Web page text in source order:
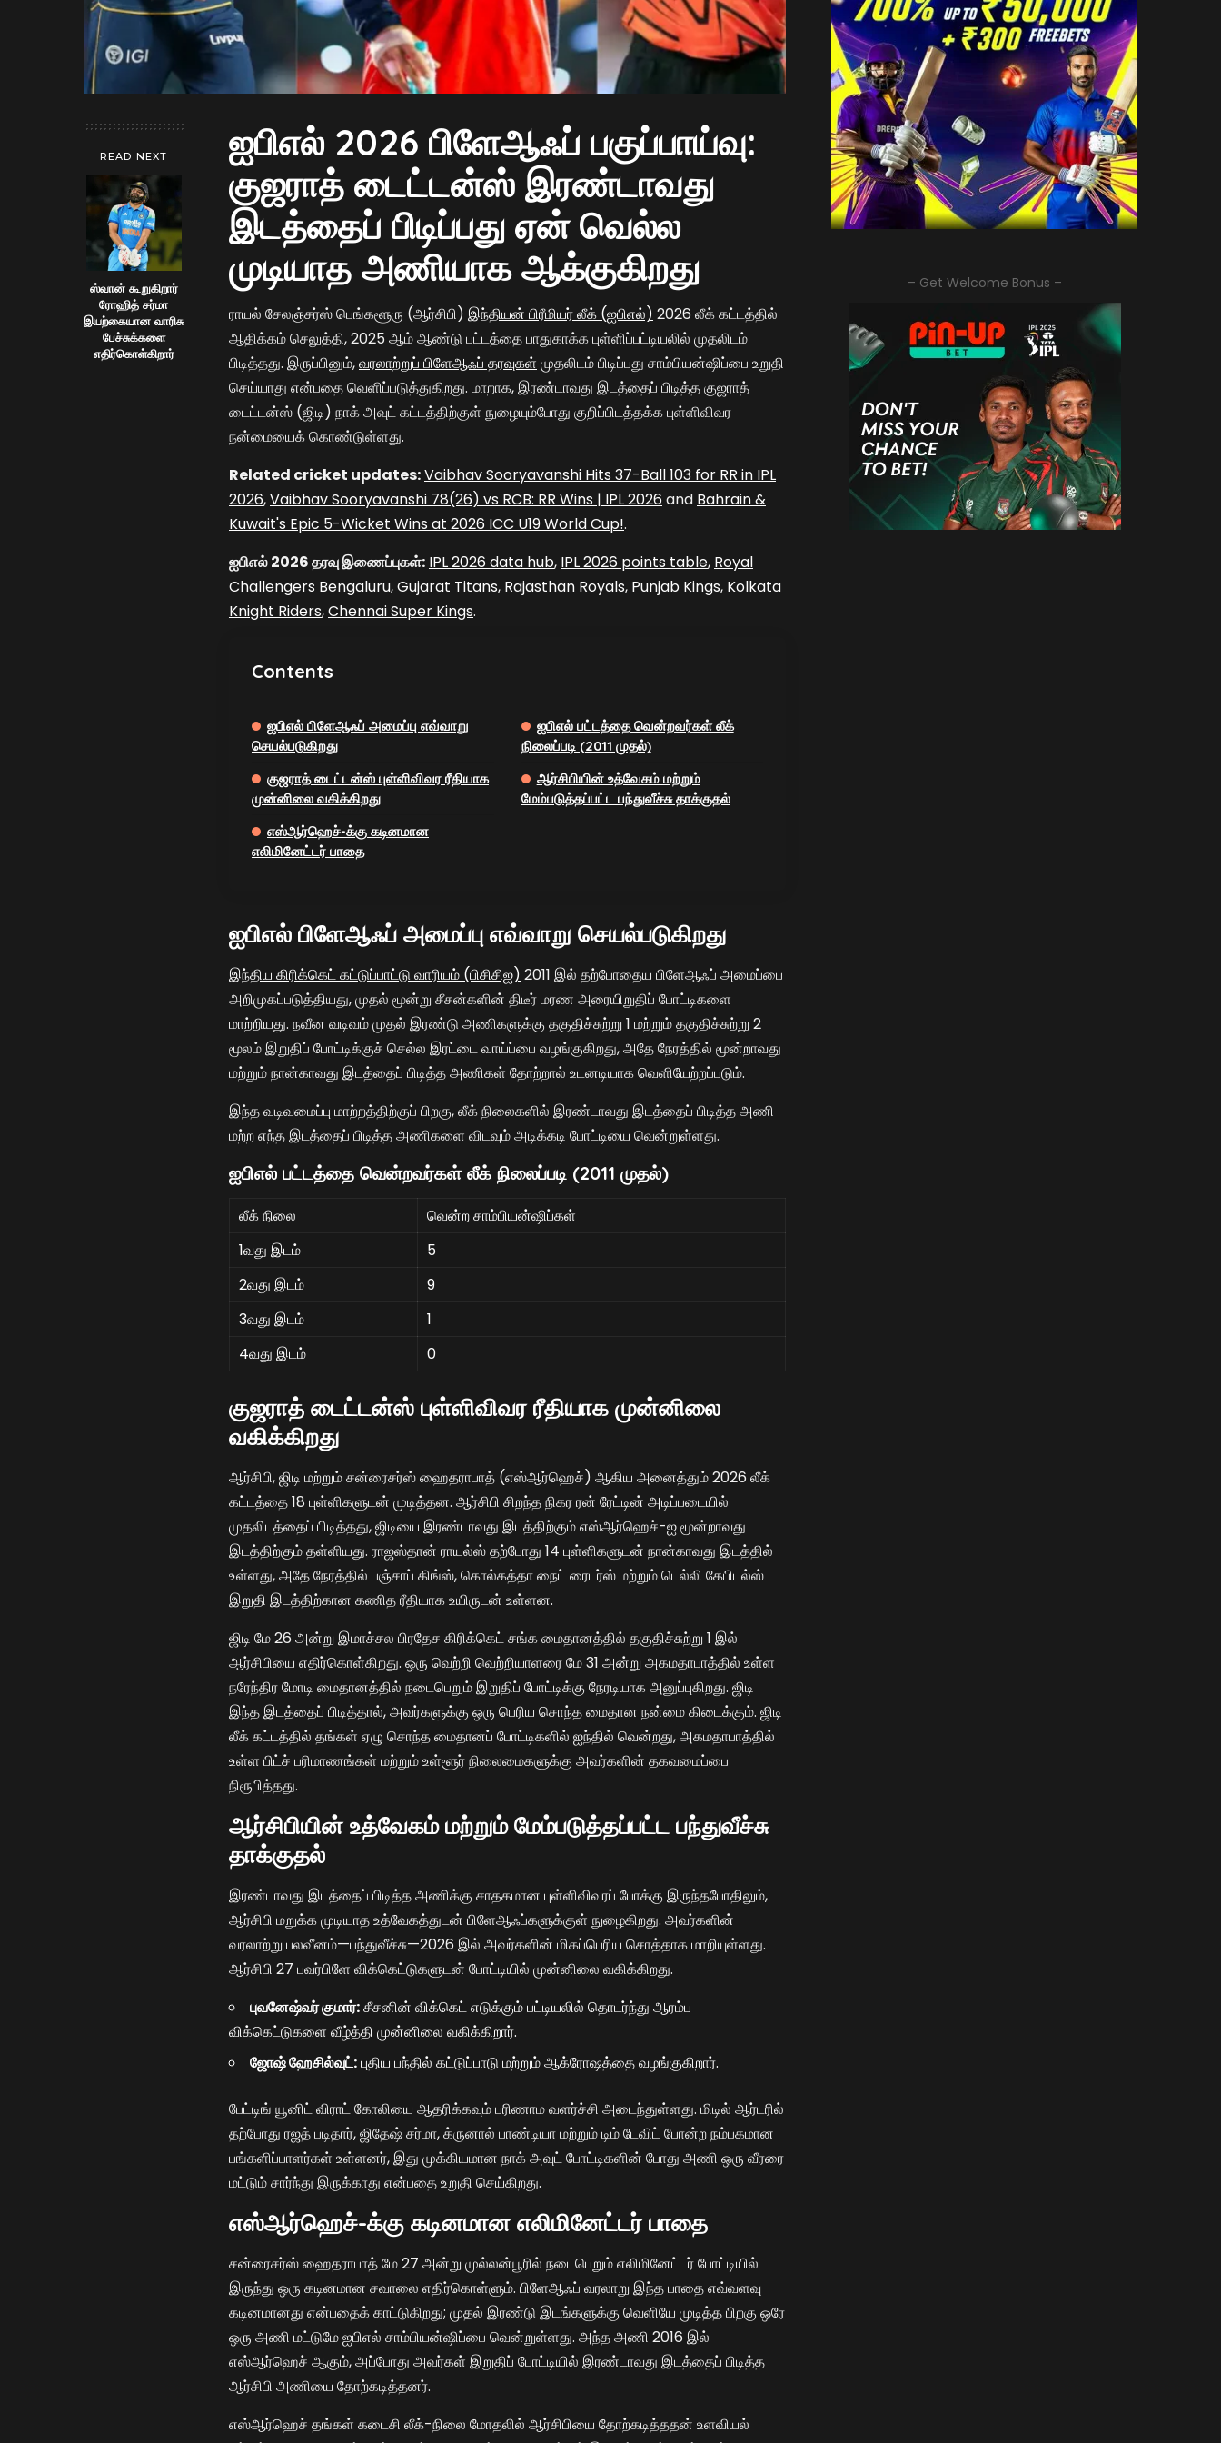
READ NEXT
ஸ்வான் கூறுகிறார்
ரோஹித் சர்மா
இயற்கையான வாரிசு
பேச்சுக்களை
எதிர்கொள்கிறார்
ஐபிஎல் 2026 பிளேஆஃப் பகுப்பாய்வு:
குஜராத் டைட்டன்ஸ் இரண்டாவது
இடத்தைப் பிடிப்பது ஏன் வெல்ல
முடியாத அணியாக ஆக்குகிறது
ராயல் சேலஞ்சர்ஸ் பெங்களூரு (ஆர்சிபி) இந்தியன் பிரீமியர் லீக் (ஐபிஎல்) 2026 லீக் கட்டத்தில்
ஆதிக்கம் செலுத்தி, 2025 ஆம் ஆண்டு பட்டத்தை பாதுகாக்க புள்ளிப்பட்டியலில் முதலிடம்
பிடித்தது. இருப்பினும்,வரலாற்றுப் பிளேஆஃப் தரவுகள் முதலிடம் பிடிப்பது சாம்பியன்ஷிப்பை உறுதி
செய்யாது என்பதை வெளிப்படுத்துகிறது. மாறாக, இரண்டாவது இடத்தைப் பிடித்த குஜராத்
டைட்டன்ஸ் (ஜிடி) நாக் அவுட் கட்டத்திற்குள் நுழையும்போது குறிப்பிடத்தக்க புள்ளிவிவர
நன்மையைக் கொண்டுள்ளது.
Related cricket updates:Vaibhav Sooryavanshi Hits 37-Ball 103 for RR in IPL
2026,Vaibhav Sooryavanshi 78(26) vs RCB: RR Wins | IPL 2026 and Bahrain &
Kuwait's Epic 5-Wicket Wins at 2026 ICC U19 World Cup!.
ஐபிஎல் 2026 தரவு இணைப்புகள்: IPL 2026 data hub, IPL 2026 points table, Royal
Challengers Bengaluru,Gujarat Titans, Rajasthan Royals, Punjab Kings, Kolkata
Knight Riders,Chennai Super Kings.
Contents
ஐபிஎல் பிளேஆஃப் அமைப்பு எவ்வாறு
செயல்படுகிறது
ஐபிஎல் பட்டத்தை வென்றவர்கள் லீக்
நிலைப்படி (2011 முதல்)
குஜராத் டைட்டன்ஸ் புள்ளிவிவர ரீதியாக
முன்னிலை வகிக்கிறது
ஆர்சிபியின் உத்வேகம் மற்றும்
மேம்படுத்தப்பட்ட பந்துவீச்சு தாக்குதல்
எஸ்ஆர்ஹெச்-க்கு கடினமான
எலிமினேட்டர் பாதை
ஐபிஎல் பிளேஆஃப் அமைப்பு எவ்வாறு செயல்படுகிறது
இந்திய கிரிக்கெட் கட்டுப்பாட்டு வாரியம் (பிசிசிஐ) 2011 இல் தற்போதைய பிளேஆஃப் அமைப்பை
அறிமுகப்படுத்தியது, முதல் மூன்று சீசன்களின் திடீர் மரண அரையிறுதிப் போட்டிகளை
மாற்றியது. நவீன வடிவம் முதல் இரண்டு அணிகளுக்கு தகுதிச்சுற்று 1 மற்றும் தகுதிச்சுற்று 2
மூலம் இறுதிப் போட்டிக்குச் செல்ல இரட்டை வாய்ப்பை வழங்குகிறது, அதே நேரத்தில் மூன்றாவது
மற்றும் நான்காவது இடத்தைப் பிடித்த அணிகள் தோற்றால் உடனடியாக வெளியேற்றப்படும்.
இந்த வடிவமைப்பு மாற்றத்திற்குப் பிறகு, லீக் நிலைகளில் இரண்டாவது இடத்தைப் பிடித்த அணி
மற்ற எந்த இடத்தைப் பிடித்த அணிகளை விடவும் அடிக்கடி போட்டியை வென்றுள்ளது.
ஐபிஎல் பட்டத்தை வென்றவர்கள் லீக் நிலைப்படி (2011 முதல்)
லீக் நிலை
வென்ற சாம்பியன்ஷிப்கள்
1வது இடம்
5
2வது இடம்
9
3வது இடம்
1
4வது இடம்
0
குஜராத் டைட்டன்ஸ் புள்ளிவிவர ரீதியாக முன்னிலை
வகிக்கிறது
ஆர்சிபி, ஜிடி மற்றும் சன்ரைசர்ஸ் ஹைதராபாத் (எஸ்ஆர்ஹெச்) ஆகிய அனைத்தும் 2026 லீக்
கட்டத்தை 18 புள்ளிகளுடன் முடித்தன. ஆர்சிபி சிறந்த நிகர ரன் ரேட்டின் அடிப்படையில்
முதலிடத்தைப் பிடித்தது, ஜிடியை இரண்டாவது இடத்திற்கும் எஸ்ஆர்ஹெச்-ஐ மூன்றாவது
இடத்திற்கும் தள்ளியது. ராஜஸ்தான் ராயல்ஸ் தற்போது 14 புள்ளிகளுடன் நான்காவது இடத்தில்
உள்ளது, அதே நேரத்தில் பஞ்சாப் கிங்ஸ், கொல்கத்தா நைட் ரைடர்ஸ் மற்றும் டெல்லி கேபிடல்ஸ்
இறுதி இடத்திற்கான கணித ரீதியாக உயிருடன் உள்ளன.
ஜிடி மே 26 அன்று இமாச்சல பிரதேச கிரிக்கெட் சங்க மைதானத்தில் தகுதிச்சுற்று 1 இல்
ஆர்சிபியை எதிர்கொள்கிறது. ஒரு வெற்றி வெற்றியாளரை மே 31 அன்று அகமதாபாத்தில் உள்ள
நரேந்திர மோடி மைதானத்தில் நடைபெறும் இறுதிப் போட்டிக்கு நேரடியாக அனுப்புகிறது. ஜிடி
இந்த இடத்தைப் பிடித்தால், அவர்களுக்கு ஒரு பெரிய சொந்த மைதான நன்மை கிடைக்கும். ஜிடி
லீக் கட்டத்தில் தங்கள் ஏழு சொந்த மைதானப் போட்டிகளில் ஐந்தில் வென்றது, அகமதாபாத்தில்
உள்ள பிட்ச் பரிமாணங்கள் மற்றும் உள்ளூர் நிலைமைகளுக்கு அவர்களின் தகவமைப்பை
நிரூபித்தது.
ஆர்சிபியின் உத்வேகம் மற்றும் மேம்படுத்தப்பட்ட பந்துவீச்சு
தாக்குதல்
இரண்டாவது இடத்தைப் பிடித்த அணிக்கு சாதகமான புள்ளிவிவரப் போக்கு இருந்தபோதிலும்,
ஆர்சிபி மறுக்க முடியாத உத்வேகத்துடன் பிளேஆஃப்களுக்குள் நுழைகிறது. அவர்களின்
வரலாற்று பலவீனம்—பந்துவீச்சு—2026 இல் அவர்களின் மிகப்பெரிய சொத்தாக மாறியுள்ளது.
ஆர்சிபி 27 பவர்பிளே விக்கெட்டுகளுடன் போட்டியில் முன்னிலை வகிக்கிறது.
புவனேஷ்வர் குமார்:சீசனின் விக்கெட் எடுக்கும் பட்டியலில் தொடர்ந்து ஆரம்ப
விக்கெட்டுகளை வீழ்த்தி முன்னிலை வகிக்கிறார்.
ஜோஷ் ஹேசில்வுட்:புதிய பந்தில் கட்டுப்பாடு மற்றும் ஆக்ரோஷத்தை வழங்குகிறார்.
பேட்டிங் யூனிட் விராட் கோலியை ஆதரிக்கவும் பரிணாம வளர்ச்சி அடைந்துள்ளது. மிடில் ஆர்டரில்
தற்போது ரஜத் படிதார், ஜிதேஷ் சர்மா, க்ருனால் பாண்டியா மற்றும் டிம் டேவிட் போன்ற நம்பகமான
பங்களிப்பாளர்கள் உள்ளனர், இது முக்கியமான நாக் அவுட் போட்டிகளின் போது அணி ஒரு வீரரை
மட்டும் சார்ந்து இருக்காது என்பதை உறுதி செய்கிறது.
எஸ்ஆர்ஹெச்-க்கு கடினமான எலிமினேட்டர் பாதை
சன்ரைசர்ஸ் ஹைதராபாத் மே 27 அன்று முல்லன்பூரில் நடைபெறும் எலிமினேட்டர் போட்டியில்
இருந்து ஒரு கடினமான சவாலை எதிர்கொள்ளும். பிளேஆஃப் வரலாறு இந்த பாதை எவ்வளவு
கடினமானது என்பதைக் காட்டுகிறது; முதல் இரண்டு இடங்களுக்கு வெளியே முடித்த பிறகு ஒரே
ஒரு அணி மட்டுமே ஐபிஎல் சாம்பியன்ஷிப்பை வென்றுள்ளது. அந்த அணி 2016 இல்
எஸ்ஆர்ஹெச் ஆகும், அப்போது அவர்கள் இறுதிப் போட்டியில் இரண்டாவது இடத்தைப் பிடித்த
ஆர்சிபி அணியை தோற்கடித்தனர்.
எஸ்ஆர்ஹெச் தங்கள் கடைசி லீக்-நிலை மோதலில் ஆர்சிபியை தோற்கடித்ததன் உளவியல்
– Get Welcome Bonus –